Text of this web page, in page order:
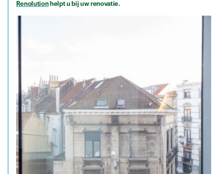
Renolutionhelpt u bij uw renovatie.